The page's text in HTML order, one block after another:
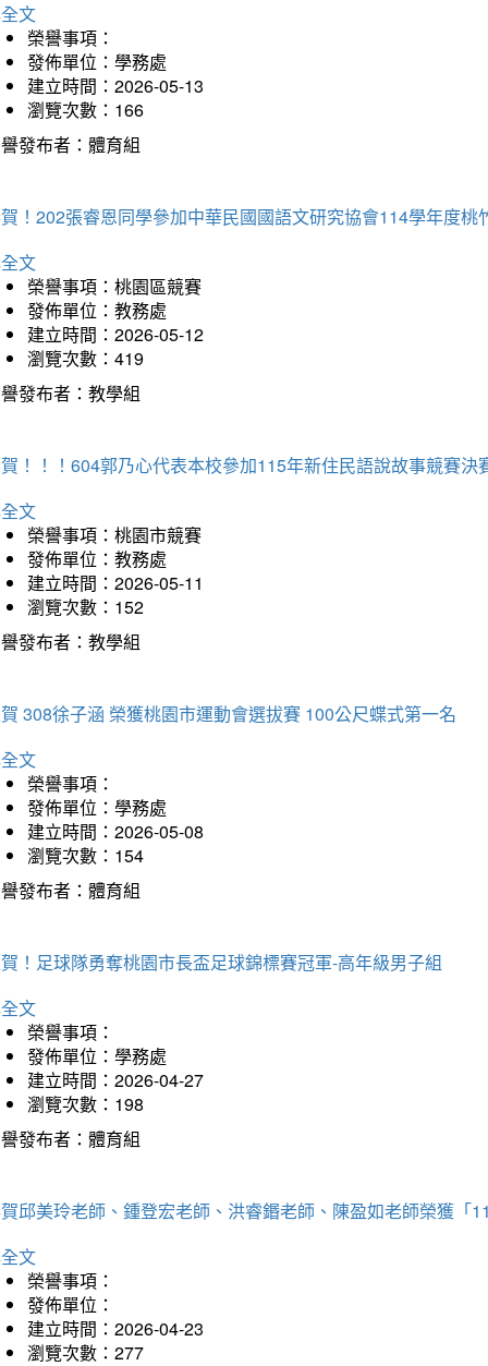
文
榮譽事項：
發佈單位：學務處
建立時間：2026-05-13
瀏覽次數：166
發布者：體育組
！202張睿恩同學參加中華民國國語文研究協會114學年度
文
榮譽事項：桃園區競賽
發佈單位：教務處
建立時間：2026-05-12
瀏覽次數：419
發布者：教學組
！！！604郭乃心代表本校參加115年新住民語說故事競賽決
文
榮譽事項：桃園市競賽
發佈單位：教務處
建立時間：2026-05-11
瀏覽次數：152
發布者：教學組
308徐子涵 榮獲桃園市運動會選拔賽 100公尺蝶式第一名
文
榮譽事項：
發佈單位：學務處
建立時間：2026-05-08
瀏覽次數：154
發布者：體育組
！足球隊勇奪桃園市長盃足球錦標賽冠軍-高年級男子組
文
榮譽事項：
發佈單位：學務處
建立時間：2026-04-27
瀏覽次數：198
發布者：體育組
邱美玲老師、鍾登宏老師、洪睿鍲老師、陳盈如老師榮獲「
文
榮譽事項：
發佈單位：
建立時間：2026-04-23
瀏覽次數：277